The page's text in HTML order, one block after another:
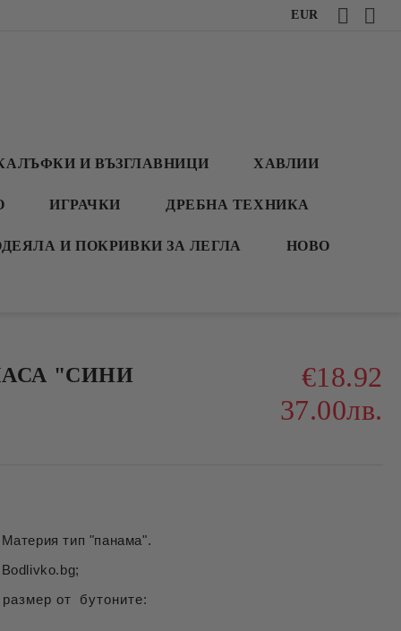
EUR
И ВЪЗГЛАВНИЦИ ХАВЛИИ
ИГРАЧКИ ДРЕБНА ТЕХНИКА
И ПОКРИВКИ ЗА ЛЕГЛА НОВО
"СИНИ
€18.92
37.00лв.
тип "панама".
от бутоните: